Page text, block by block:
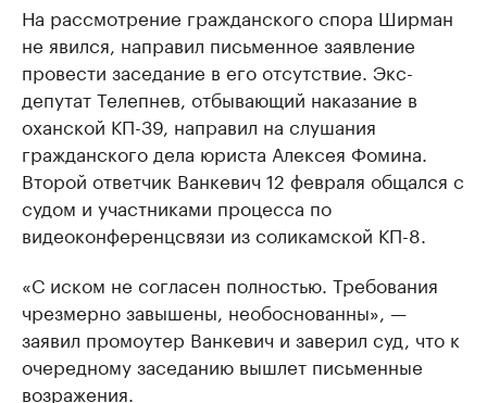
На рассмотрение гражданского спора Ширман
не явился, направил письменное заявление
провести заседание в его отсутствие. Экс-
депутат Телепнев, отбывающий наказание в
оханской КП-39, направил на слушания
гражданского дела юриста Алексея Фомина.
Второй ответчик Ванкевич 12 февраля общался с
судом и участниками процесса по
видеоконференцсвязи из соликамской КП-8.
«С иском не согласен полностью. Требования
чрезмерно завышены, необоснованны», —
заявил промоутер Ванкевич и заверил суд, что к
очередному заседанию вышлет письменные
возражения.